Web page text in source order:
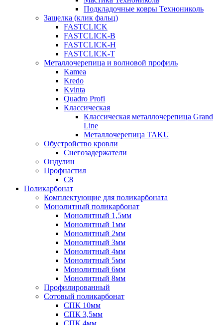
Подкладочные ковры Технониколь
Защелка (клик фальц)
FASTCLICK
FASTCLICK-B
FASTCLICK-H
FASTCLICK-T
Металлочерепица и волновой профиль
Kamea
Kredo
Kvinta
Quadro Profi
Классическая
Классическая металлочерепица Grand
Line
Металлочерепица TAKU
Обустройство кровли
Снегозадержатели
Ондулин
Профнастил
С8
Поликарбонат
Комплектующие для поликарбоната
Монолитный поликарбонат
Монолитный 1,5мм
Монолитный 1мм
Монолитный 2мм
Монолитный 3мм
Монолитный 4мм
Монолитный 5мм
Монолитный 6мм
Монолитный 8мм
Профилированный
Сотовый поликарбонат
СПК 10мм
СПК 3,5мм
СПК 4мм